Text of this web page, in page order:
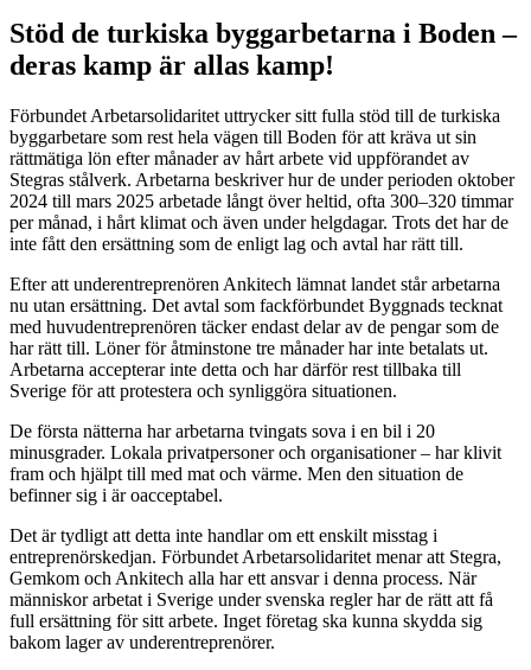
Stöd de turkiska byggarbetarna i Boden –
deras kamp är allas kamp!
Förbundet Arbetarsolidaritet uttrycker sitt fulla stöd till de turkiska
byggarbetare som rest hela vägen till Boden för att kräva ut sin
rättmätiga lön efter månader av hårt arbete vid uppförandet av
Stegras stålverk. Arbetarna beskriver hur de under perioden oktober
2024 till mars 2025 arbetade långt över heltid, ofta 300–320 timmar
per månad, i hårt klimat och även under helgdagar. Trots det har de
inte fått den ersättning som de enligt lag och avtal har rätt till.
Efter att underentreprenören Ankitech lämnat landet står arbetarna
nu utan ersättning. Det avtal som fackförbundet Byggnads tecknat
med huvudentreprenören täcker endast delar av de pengar som de
har rätt till. Löner för åtminstone tre månader har inte betalats ut.
Arbetarna accepterar inte detta och har därför rest tillbaka till
Sverige för att protestera och synliggöra situationen.
De första nätterna har arbetarna tvingats sova i en bil i 20
minusgrader. Lokala privatpersoner och organisationer – har klivit
fram och hjälpt till med mat och värme. Men den situation de
befinner sig i är oacceptabel.
Det är tydligt att detta inte handlar om ett enskilt misstag i
entreprenörskedjan. Förbundet Arbetarsolidaritet menar att Stegra,
Gemkom och Ankitech alla har ett ansvar i denna process. När
människor arbetat i Sverige under svenska regler har de rätt att få
full ersättning för sitt arbete. Inget företag ska kunna skydda sig
bakom lager av underentreprenörer.